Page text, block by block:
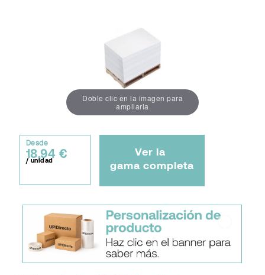
Doble clic en la imagen para
ampliarla
Desde
18,94 €
/ unidad
Ver la
gama completa